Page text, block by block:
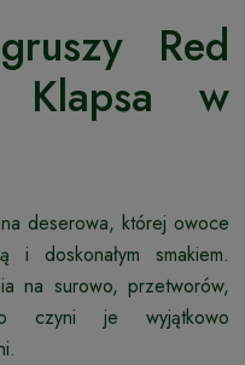
Red
Klapsa w
deserowa, której owoce
i doskonałym smakiem.
na surowo, przetworów,
czyni je wyjątkowo